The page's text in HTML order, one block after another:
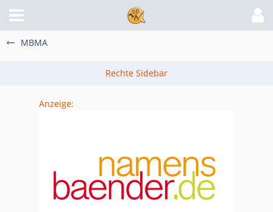
MBMA
Anzeige: